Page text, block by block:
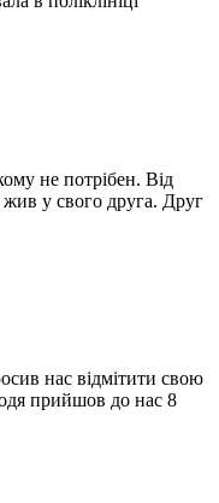
не потрібен. Від
жив у свого друга. Друг
нас відмітити свою
прийшов до нас 8